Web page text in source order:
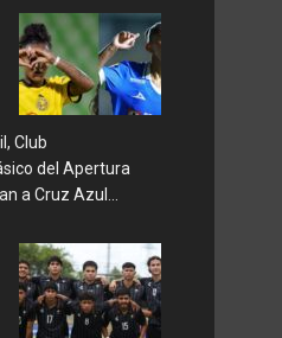
Club
del Apertura
a Cruz Azul...